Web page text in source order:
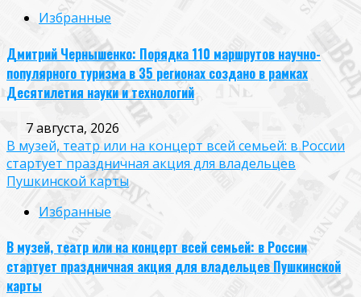
Избранные
Дмитрий Чернышенко: Порядка 110 маршрутов научно-
популярного туризма в 35 регионах создано в рамках
Десятилетия науки и технологий
7 августа, 2026
В музей, театр или на концерт всей семьей: в России
стартует праздничная акция для владельцев
Пушкинской карты
Избранные
В музей, театр или на концерт всей семьей: в России
стартует праздничная акция для владельцев Пушкинской
карты